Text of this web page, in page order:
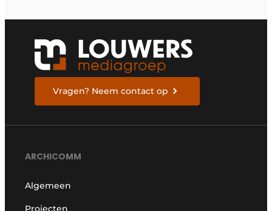
Vragen? Neem contact op
ARCHICOMM
Algemeen
Projecten